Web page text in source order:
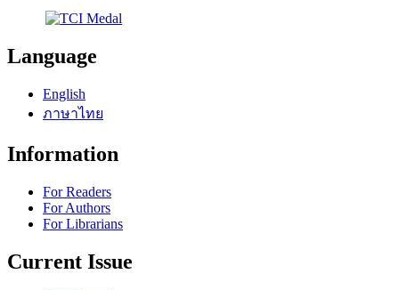
Language
English
ภาษาไทย
Information
For Readers
For Authors
For Librarians
Current Issue